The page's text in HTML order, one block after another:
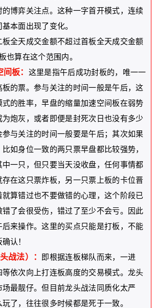
博弈关注点。这种一字首开模式，连续
本面出现了变化。
板全天成交金额不超过首板全天成交金额
也算在这个范围内。
板： 这里是指午后成功封板的，唯一一
板的票。参与关注的时间一般是午后，这
的胜率，早盘的缩量加速空间板在弱势
炮灰，或者即便是封死次日也没有多少
与关注的时间一般要是午后；其次如果
如身位一致的两只票早盘都比较强势，
一只，但只要当天没收盘，任何事情都
在这只票炸板，另一只票上板的卡位晋
算错过也不要做错的心理，这个阶段已
了会很受伤，错过了至少不会亏。因此
来操作。这里的买点只能是打板，不能
认！
战法）： 即根据连板梯队而来，一进
等依次向上打连板高度的交易模式。龙头
最靓仔。但目前龙头战法同质化太严
了，往往很多时候都是死于一致。